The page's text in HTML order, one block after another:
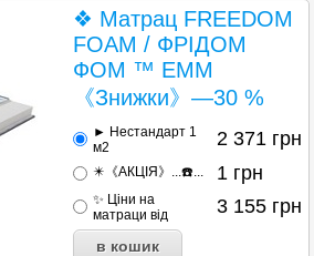
❖ Матрац FREEDOM
FOAM / ФРІДОМ
ФОМ ™ ЕММ
《Знижки》—30 %
► Нестандарт 1
м2
2 371 грн
✴️《АКЦІЯ》...☎️... 1 грн
✨ Ціни на
матраци від
3 155 грн